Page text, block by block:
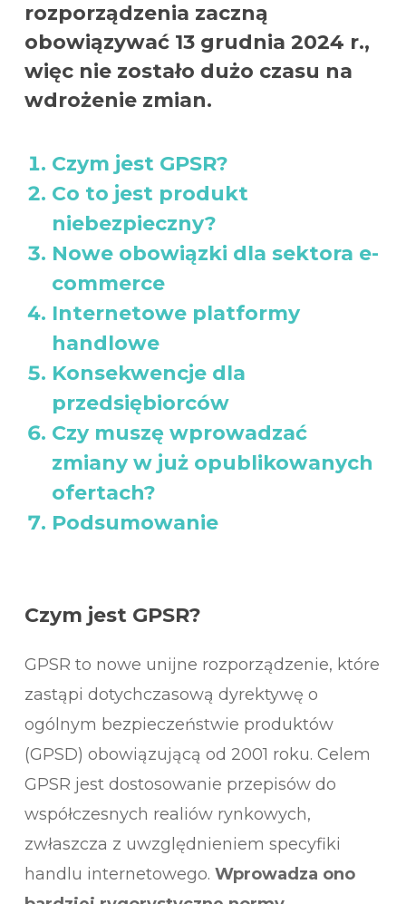
rozporządzenia zaczną
obowiązywać 13 grudnia 2024 r.,
więc nie zostało dużo czasu na
wdrożenie zmian.
Czym jest GPSR?
Co to jest produkt
niebezpieczny?
Nowe obowiązki dla sektora e-
commerce
Internetowe platformy
handlowe
Konsekwencje dla
przedsiębiorców
Czy muszę wprowadzać
zmiany w już opublikowanych
ofertach?
Podsumowanie
Czym jest GPSR?
GPSR to nowe unijne rozporządzenie, które
zastąpi dotychczasową dyrektywę o
ogólnym bezpieczeństwie produktów
(GPSD) obowiązującą od 2001 roku. Celem
GPSR jest dostosowanie przepisów do
współczesnych realiów rynkowych,
zwłaszcza z uwzględnieniem specyfiki
handlu internetowego. Wprowadza ono